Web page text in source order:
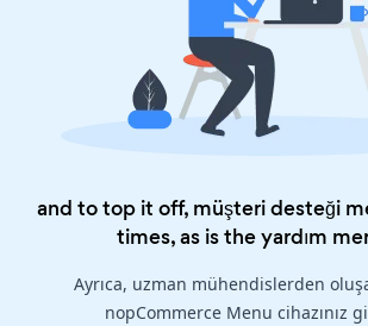
and to top it off, müşteri desteği
times, as is theyardım
Ayrıca, uzman mühendislerden
nopCommerce Menu cihazınız